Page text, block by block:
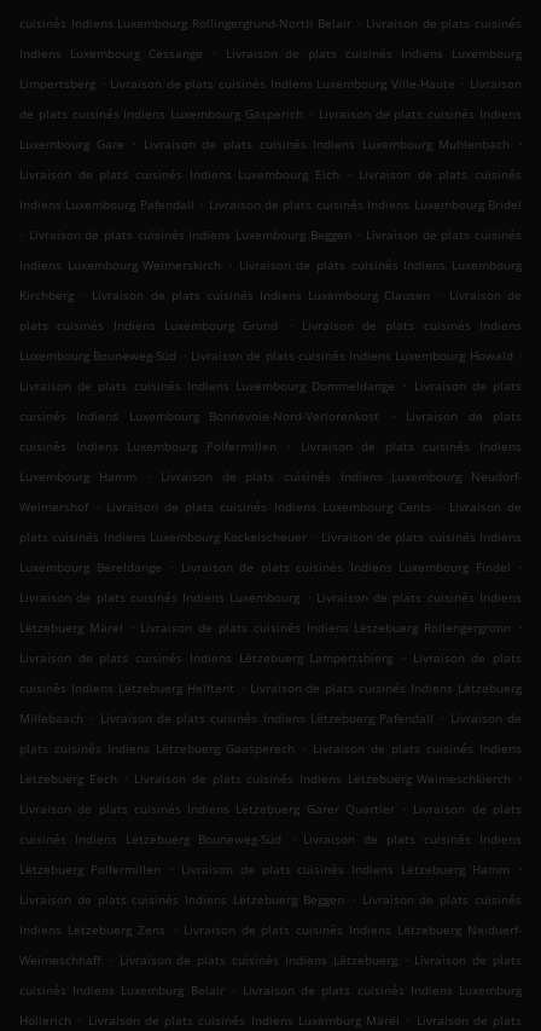
cuisinés Indiens Luxembourg Rollingergrund-North Belair . Livraison de plats cuisinés
Indiens Luxembourg Cessange
.
Livraison de plats cuisinés Indiens Luxembourg
Limpertsberg . Livraison de plats cuisinés Indiens Luxembourg Ville-Haute . Livraison
de plats cuisinés Indiens Luxembourg Gasperich . Livraison de plats cuisinés Indiens
Luxembourg Gare
. Livraison de plats cuisinés Indiens Luxembourg Muhlenbach
.
Livraison de plats cuisinés Indiens Luxembourg Eich
. Livraison de plats cuisinés
Indiens Luxembourg Pafendall . Livraison de plats cuisinés Indiens Luxembourg Bridel
. Livraison de plats cuisinés Indiens Luxembourg Beggen . Livraison de plats cuisinés
Indiens Luxembourg Weimerskirch
. Livraison de plats cuisinés Indiens Luxembourg
Kirchberg . Livraison de plats cuisinés Indiens Luxembourg Clausen . Livraison de
plats cuisinés Indiens Luxembourg Grund
.
Livraison de plats cuisinés Indiens
Luxembourg Bouneweg-Süd . Livraison de plats cuisinés Indiens Luxembourg Howald .
Livraison de plats cuisinés Indiens Luxembourg Dommeldange
. Livraison de plats
cuisinés Indiens Luxembourg Bonnevoie-Nord-Verlorenkost
.
Livraison de plats
cuisinés Indiens Luxembourg Polfermillen
.
Livraison de plats cuisinés Indiens
Luxembourg Hamm
.
Livraison de plats cuisinés Indiens Luxembourg Neudorf-
Weimershof . Livraison de plats cuisinés Indiens Luxembourg Cents . Livraison de
plats cuisinés Indiens Luxembourg Kockelscheuer . Livraison de plats cuisinés Indiens
Luxembourg Bereldange
. Livraison de plats cuisinés Indiens Luxembourg Findel
.
Livraison de plats cuisinés Indiens Luxembourg . Livraison de plats cuisinés Indiens
Lëtzebuerg Märel
. Livraison de plats cuisinés Indiens Lëtzebuerg Rollengergronn
.
Livraison de plats cuisinés Indiens Lëtzebuerg Lampertsbierg
. Livraison de plats
cuisinés Indiens Lëtzebuerg Helftent . Livraison de plats cuisinés Indiens Lëtzebuerg
Millebaach . Livraison de plats cuisinés Indiens Lëtzebuerg Pafendall . Livraison de
plats cuisinés Indiens Lëtzebuerg Gaasperech
. Livraison de plats cuisinés Indiens
Lëtzebuerg Eech . Livraison de plats cuisinés Indiens Lëtzebuerg Weimeschkierch
.
Livraison de plats cuisinés Indiens Lëtzebuerg Garer Quartier . Livraison de plats
cuisinés Indiens Lëtzebuerg Bouneweg-Süd
. Livraison de plats cuisinés Indiens
Lëtzebuerg Polfermillen
. Livraison de plats cuisinés Indiens Lëtzebuerg Hamm
.
Livraison de plats cuisinés Indiens Lëtzebuerg Beggen
. Livraison de plats cuisinés
Indiens Lëtzebuerg Zens
. Livraison de plats cuisinés Indiens Lëtzebuerg Neiduerf-
Weimeschhaff . Livraison de plats cuisinés Indiens Lëtzebuerg . Livraison de plats
cuisinés Indiens Luxemburg Belair . Livraison de plats cuisinés Indiens Luxemburg
Hollerich . Livraison de plats cuisinés Indiens Luxemburg Märel . Livraison de plats